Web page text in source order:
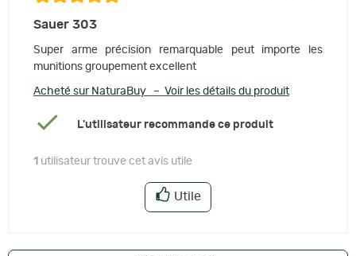
Sauer 303
Super arme précision remarquable peut importe les
munitions groupement excellent
Acheté sur NaturaBuy – Voir les détails du produit
L'utilisateur recommande ce produit
1 utilisateur trouve cet avis utile
Utile